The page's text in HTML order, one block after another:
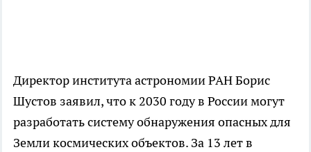
Директор института астрономии РАН Борис
Шустов заявил, что к 2030 году в России могут
разработать систему обнаружения опасных для
Земли космических объектов. За 13 лет в